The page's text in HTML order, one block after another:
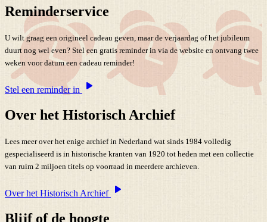
Reminderservice
U wilt graag een origineel cadeau geven, maar de verjaardag of het jubileum
duurt nog wel even? Stel een gratis reminder in via de website en ontvang twee
weken voor datum een cadeau reminder!
Stel een reminder in
Over het Historisch Archief
Lees meer over het enige archief in Nederland wat sinds 1984 volledig
gespecialiseerd is in historische kranten van 1920 tot heden met een collectie
van ruim 2 miljoen titels op voorraad in meerdere archieven.
Over het Historisch Archief
Blijf of de hoogte